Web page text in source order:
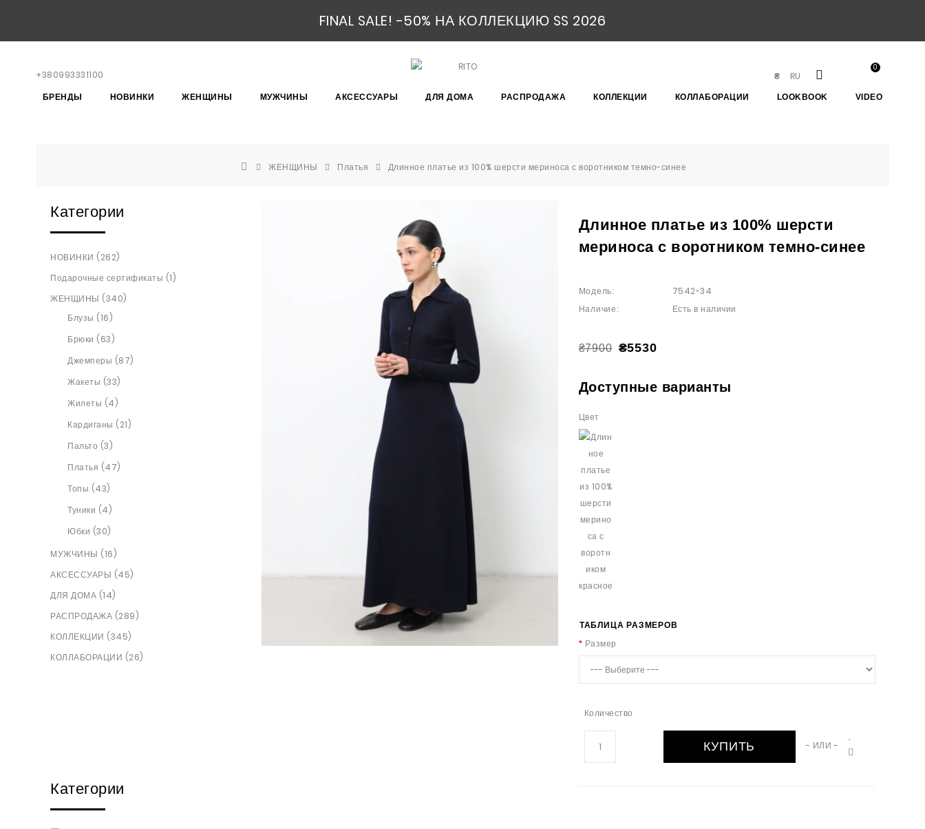
FINAL SALE! -50% НА КОЛЛЕКЦИЮ SS 2026
0
RU
₴
БРЕНДЫ НОВИНКИ ЖЕНЩИНЫ МУЖЧИНЫ АКСЕССУАРЫ ДЛЯ ДОМА РАСПРОДАЖА КОЛЛЕКЦИИ КОЛЛАБОРАЦИИ LOOKBOOK VIDEO
+380993331100
ЖЕНЩИНЫ Платья Длинное платье из 100% шерсти мериноса с воротником темно-синее
Категории
НОВИНКИ (262)
Подарочные сертификаты (1)
ЖЕНЩИНЫ (340)
Блузы (16)
Брюки (63)
Джемперы (87)
Жакеты (33)
Жилеты (4)
Кардиганы (21)
Пальто (3)
Платья (47)
Топы (43)
Туники (4)
Юбки (30)
МУЖЧИНЫ (16)
АКСЕССУАРЫ (45)
ДЛЯ ДОМА (14)
РАСПРОДАЖА (289)
КОЛЛЕКЦИИ (345)
КОЛЛАБОРАЦИИ (26)
Категории
Длинное платье из 100% шерсти
мериноса с воротником темно-синее
Модель: 7542-34
Наличие: Есть в наличии
₴7900 ₴5530
Доступные варианты
Цвет
ТАБЛИЦА РАЗМЕРОВ
Размер
Количество
КУПИТЬ - ИЛИ -